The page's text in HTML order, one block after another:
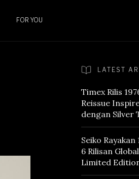
FOR YOU
LATEST
Timex Rilis
Reissue
dengan Silver
Seiko
6 Rilisan
Limited
Menghormati